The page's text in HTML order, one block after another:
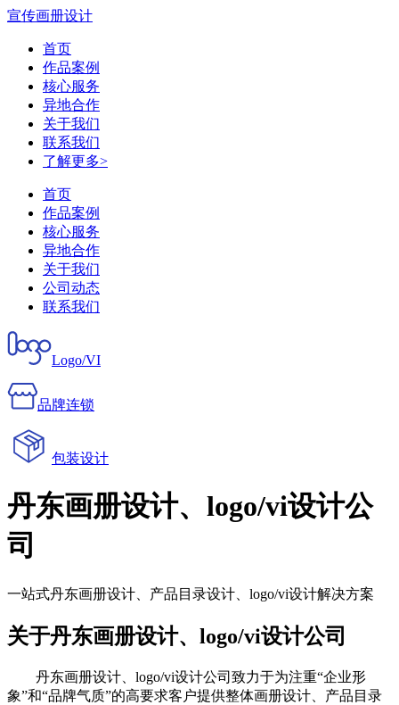
宣传画册设计
首页
作品案例
核心服务
异地合作
关于我们
联系我们
了解更多>
首页
作品案例
核心服务
异地合作
关于我们
公司动态
联系我们
Logo/VI
品牌连锁
包装设计
丹东画册设计、logo/vi设计公
司
一站式丹东画册设计、产品目录设计、logo/vi设计解决方案
关于丹东画册设计、logo/vi设计公司
丹东画册设计、logo/vi设计公司致力于为注重“企业形
象”和“品牌气质”的高要求客户提供整体画册设计、产品目录